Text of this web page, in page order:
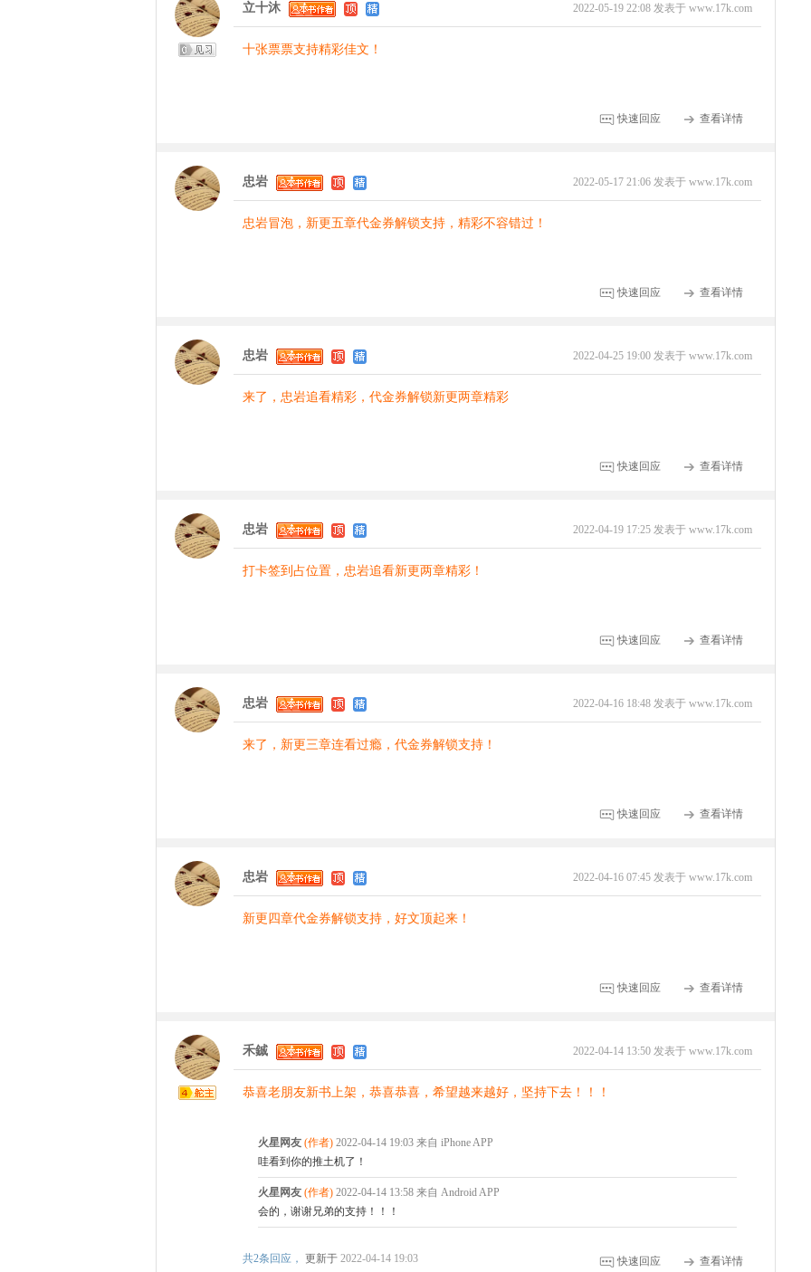
2022-05-19 22:08 发表于 www.17k.com
立十沐
十张票票支持精彩佳文！
快速回应 查看详情
2022-05-17 21:06 发表于 www.17k.com
忠岩
忠岩冒泡，新更五章代金券解锁支持，精彩不容错过！
快速回应 查看详情
2022-04-25 19:00 发表于 www.17k.com
忠岩
来了，忠岩追看精彩，代金券解锁新更两章精彩
快速回应 查看详情
2022-04-19 17:25 发表于 www.17k.com
忠岩
打卡签到占位置，忠岩追看新更两章精彩！
快速回应 查看详情
2022-04-16 18:48 发表于 www.17k.com
忠岩
来了，新更三章连看过瘾，代金券解锁支持！
快速回应 查看详情
2022-04-16 07:45 发表于 www.17k.com
忠岩
新更四章代金券解锁支持，好文顶起来！
快速回应 查看详情
2022-04-14 13:50 发表于 www.17k.com
禾鋮
恭喜老朋友新书上架，恭喜恭喜，希望越来越好，坚持下去！！！
火星网友 (作者) 2022-04-14 19:03 来自 iPhone APP
哇看到你的推土机了！
火星网友 (作者) 2022-04-14 13:58 来自 Android APP
会的，谢谢兄弟的支持！！！
快速回应 查看详情
共2条回应， 更新于 2022-04-14 19:03